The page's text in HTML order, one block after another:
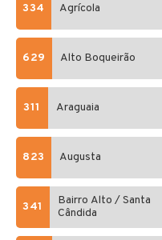
334 Agrícola
629 Alto Boqueirão
311 Araguaia
823 Augusta
341
Bairro Alto / Santa
Cândida